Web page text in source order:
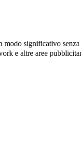
modo significativo
e altre aree